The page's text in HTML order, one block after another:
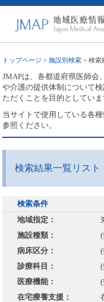
トップページ >施設別検索 > 検索
JMAPは、各都道府県医師会
や介護の提供体制について
ただくことを目的としていま
当サイトで使用している各
参照ください。
検索結果一覧リスト
検索条件
地域指定：
施設種類：
病床区分：
診療科目：
医療機能：
在宅療養支援：